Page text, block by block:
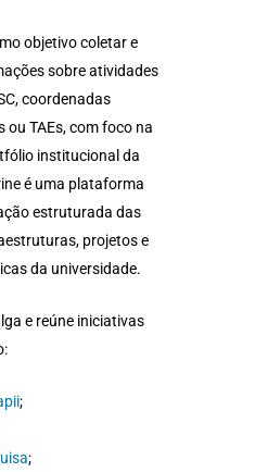
objetivo coletar e
sobre atividades
coordenadas
ou TAEs, com foco na
institucional da
é uma plataforma
estruturada das
projetos e
da universidade.
e reúne iniciativas
;
;